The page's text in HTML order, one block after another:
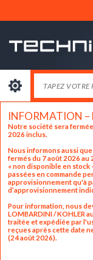
INFORMATION –
Notre société sera
2026 inclus.
Nous informons aussi
fermés du 7 août 2026
« non disponible en stock
passées en commande
approvisionnement qu'à
d’approvisionnement
Pour information, nous
LOMBARDINI / KOHLER
traitée et expédiée par
reçues après cette date
(24 août 2026).